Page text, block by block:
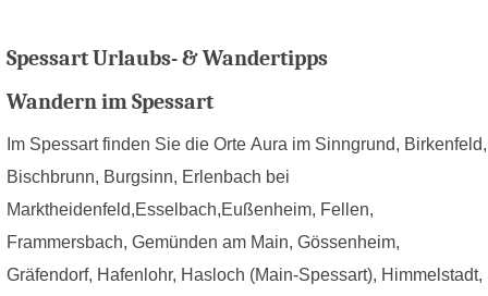
Spessart Urlaubs- & Wandertipps
Wandern im Spessart
Im Spessart finden Sie die Orte Aura im Sinngrund, Birkenfeld,
Bischbrunn, Burgsinn, Erlenbach bei
Marktheidenfeld,Esselbach,Eußenheim, Fellen,
Frammersbach, Gemünden am Main, Gössenheim,
Gräfendorf, Hafenlohr, Hasloch (Main-Spessart), Himmelstadt,